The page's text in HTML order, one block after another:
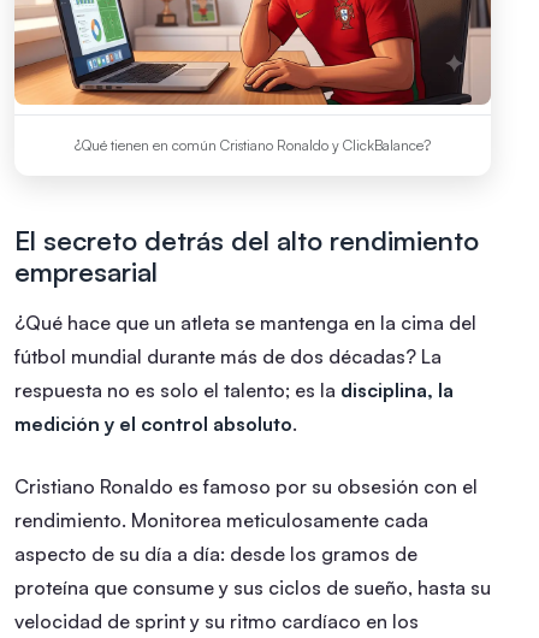
¿Qué tienen en común Cristiano Ronaldo y ClickBalance?
El secreto detrás del alto rendimiento
empresarial
¿Qué hace que un atleta se mantenga en la cima del
fútbol mundial durante más de dos décadas? La
respuesta no es solo el talento; es la disciplina, la
medición y el control absoluto.
Cristiano Ronaldo es famoso por su obsesión con el
rendimiento. Monitorea meticulosamente cada
aspecto de su día a día: desde los gramos de
proteína que consume y sus ciclos de sueño, hasta su
velocidad de sprint y su ritmo cardíaco en los